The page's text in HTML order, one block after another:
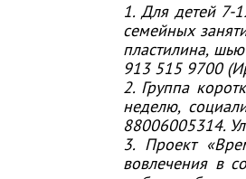
1. Для детей 7-
семейных
пластилина,
913 515 9700
2. Группа
неделю,
88006005314.
3. Проект
вовлечения в